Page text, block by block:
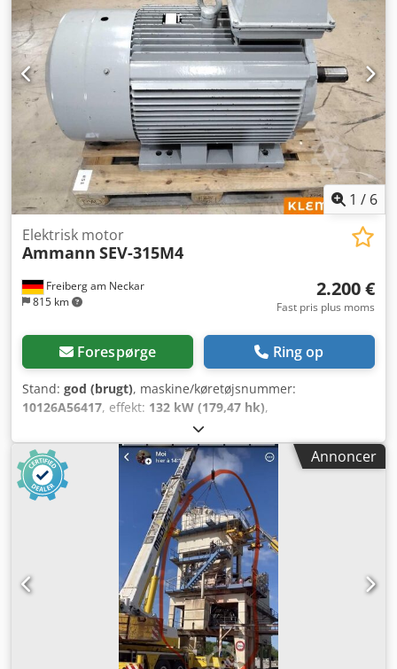
1 / 6
Freiberg am Neckar
815 km
Elektrisk motor
Ammann SEV-315M4
2.200 €
Fast pris plus moms
Forespørge Ring op
Stand: god (brugt), maskine/køretøjsnummer:
10126A56417, effekt: 132 kW (179,47 hk),
omdrejningshastighed (min.):1.490 o/min
indgangsspænding:400 V, indgangsstrøm:228 A, samlet
vægt:1.020 kg , samlet længde:1.200 mm, samlet bredde:
800 mm
1.100 mm, AMMANN motor, type
SEV-315M4 Tekniske specifikationer: Model: SEV-315M4
Fabrikant: AMMANN Nominel effekt: 132 kW
Driftsspænding 50 Hz: 400 V Nominel hastighed: 1.490
o/min Dodott Auuspfx Agvokr Flere detaljer, se billeder og
typeskilt Stand: Brugt, renoveret lagervare.
Leveringsomfang: 1 europalle med 1 motor
Annoncer